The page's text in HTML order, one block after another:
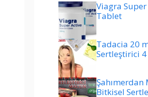
Viagra
Tablet
Tadacia 20
Sertleştirici
Şahımerdan
Bitkisel